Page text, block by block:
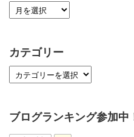
カテゴリー
ブログランキング参加中